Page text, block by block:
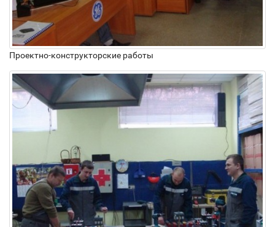
Проектно-конструкторские работы